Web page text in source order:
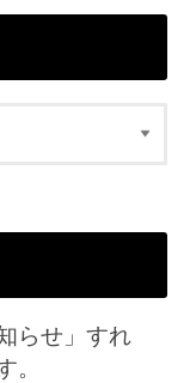
らせ」すれ
。